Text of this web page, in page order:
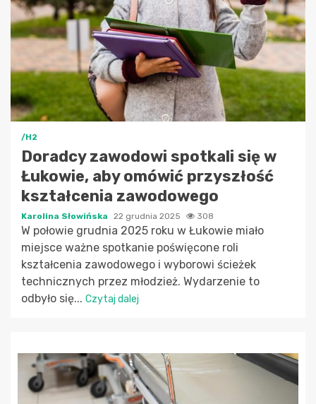
/H2
Doradcy zawodowi spotkali się w
Łukowie, aby omówić przyszłość
kształcenia zawodowego
Karolina Słowińska 22 grudnia 2025 308
W połowie grudnia 2025 roku w Łukowie miało
miejsce ważne spotkanie poświęcone roli
kształcenia zawodowego i wyborowi ścieżek
technicznych przez młodzież. Wydarzenie to
odbyło się... Czytaj dalej